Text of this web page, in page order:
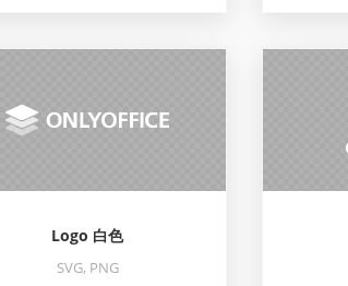
Logo 白色
SVG, PNG